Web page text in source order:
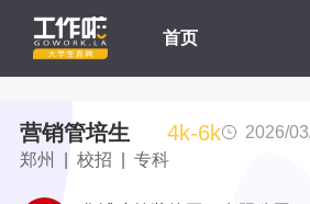
首页
营销管培生 4k-6k
2026/
郑州 | 校招 | 专科